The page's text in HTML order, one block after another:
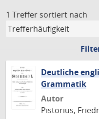
1 Treffer sortiert nach
Deutliche
Grammatik
Autor
Pistorius,